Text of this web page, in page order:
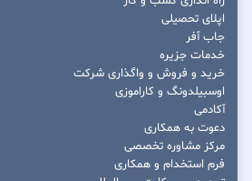
اپلای تحصیلی
جاب آفر
خدمات جزیره
خرید و فروش و واگذاری شرکت
اوسبیلدونگ و کاراموزی
آکادمی
دعوت به همکاری
مرکز مشاوره تخصصی
فرم استخدام و همکاری